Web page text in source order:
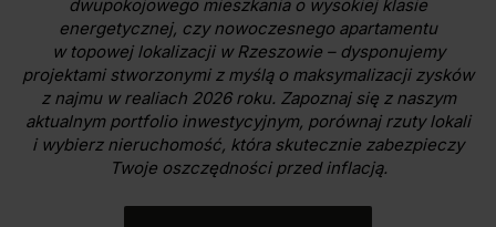
dwupokojowego mieszkania o wysokiej klasie
energetycznej, czy nowoczesnego apartamentu
w topowej lokalizacji w Rzeszowie – dysponujemy
projektami stworzonymi z myślą o maksymalizacji zysków
z najmu w realiach 2026 roku. Zapoznaj się z naszym
aktualnym portfolio inwestycyjnym, porównaj rzuty lokali
i wybierz nieruchomość, która skutecznie zabezpieczy
Twoje oszczędności przed inflacją.